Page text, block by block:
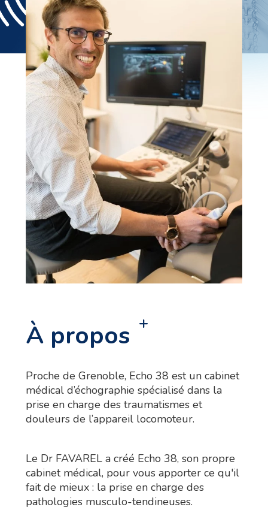
À propos
Proche de Grenoble, Echo 38 est un cabinet
médical d’échographie spécialisé dans la
prise en charge des traumatismes et
douleurs de l’appareil locomoteur.
Le Dr FAVAREL a créé Echo 38, son propre
cabinet médical, pour vous apporter ce qu'il
fait de mieux : la prise en charge des
pathologies musculo-tendineuses.